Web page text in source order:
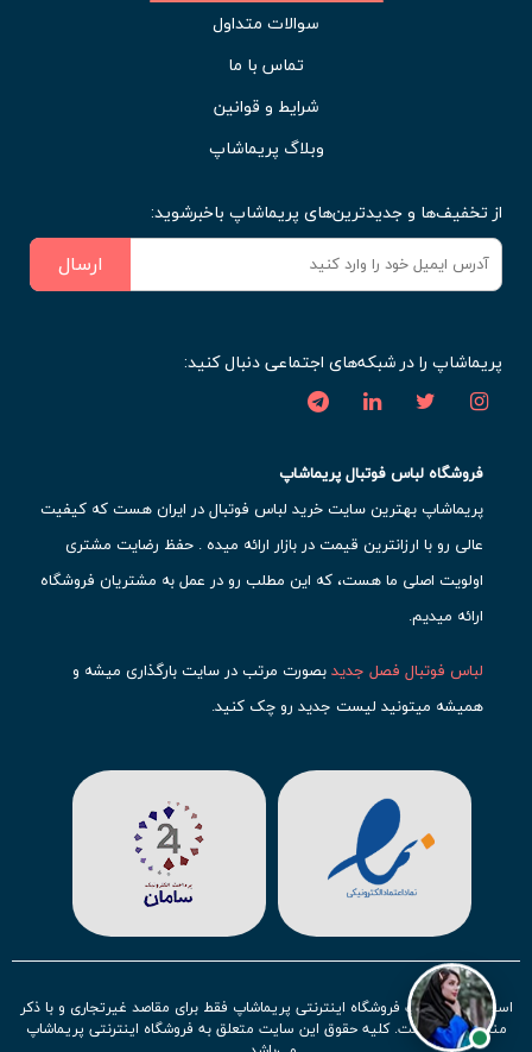
سوالات متداول
تماس با ما
شرایط و قوانین
وبلاگ پریماشاپ
از تخفیف‌ها و جدیدترین‌های پریماشاپ باخبرشوید:
ارسال
پریماشاپ را در شبکه‌های اجتماعی دنبال کنید:
فروشگاه لباس فوتبال پریماشاپ
پریماشاپ بهترین سایت خرید لباس فوتبال در ایران هست که کیفیت
عالی رو با ارزانترین قیمت در بازار ارائه میده . حفظ رضایت مشتری
اولویت اصلی ما هست، که این مطلب رو در عمل به مشتریان فروشگاه
ارائه میدیم.
لباس فوتبال فصل جدیدبصورت مرتب در سایت بارگذاری میشه و
همیشه میتونید لیست جدید رو چک کنید.
حتما مشاهده کنید که قطعا برای تیم های مطرح دنیای فوتبال، تعداد
بیشتری محصول موجود میشه. این مورد شامل
لباس رئال مادرید
لباس اینتر میامی لباس منچستر سیتی
آث میلان میشه.
در ایران هملباس استقلال،لباس پرسپولیسولباس تیم ملی
ایرانتوجه زیادی بشون شده و تقریبا تمام محصولاتشون رو موجود
کردیم.
استفاده از مطالب فروشگاه اینترنتی پریماشاپ فقط برای مقاصد غیرتجاری و با ذکر
منبع بلامانع است. کلیه حقوق این سایت متعلق به فروشگاه اینترنتی پریماشاپ